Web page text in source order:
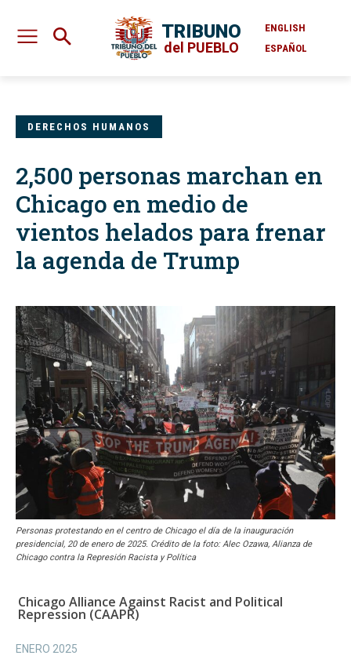
TRIBUNO
del PUEBLO
ENGLISH
ESPAÑOL
DERECHOS HUMANOS
2,500 personas marchan en
Chicago en medio de
vientos helados para frenar
la agenda de Trump
Personas protestando en el centro de Chicago el día de la inauguración
presidencial, 20 de enero de 2025. Crédito de la foto: Alec Ozawa, Alianza de
Chicago contra la Represión Racista y Política
Chicago Alliance Against Racist and Political
Repression (CAAPR)
ENERO 2025